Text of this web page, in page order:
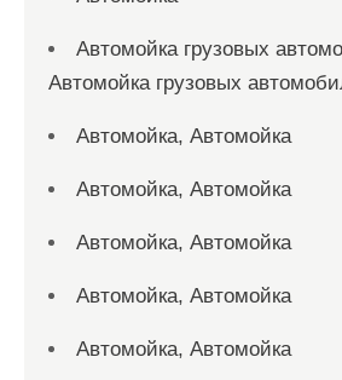
Автомойка грузовых
Автомойка грузовых
Автомойка, Автомойка
Автомойка, Автомойка
Автомойка, Автомойка
Автомойка, Автомойка
Автомойка, Автомойка